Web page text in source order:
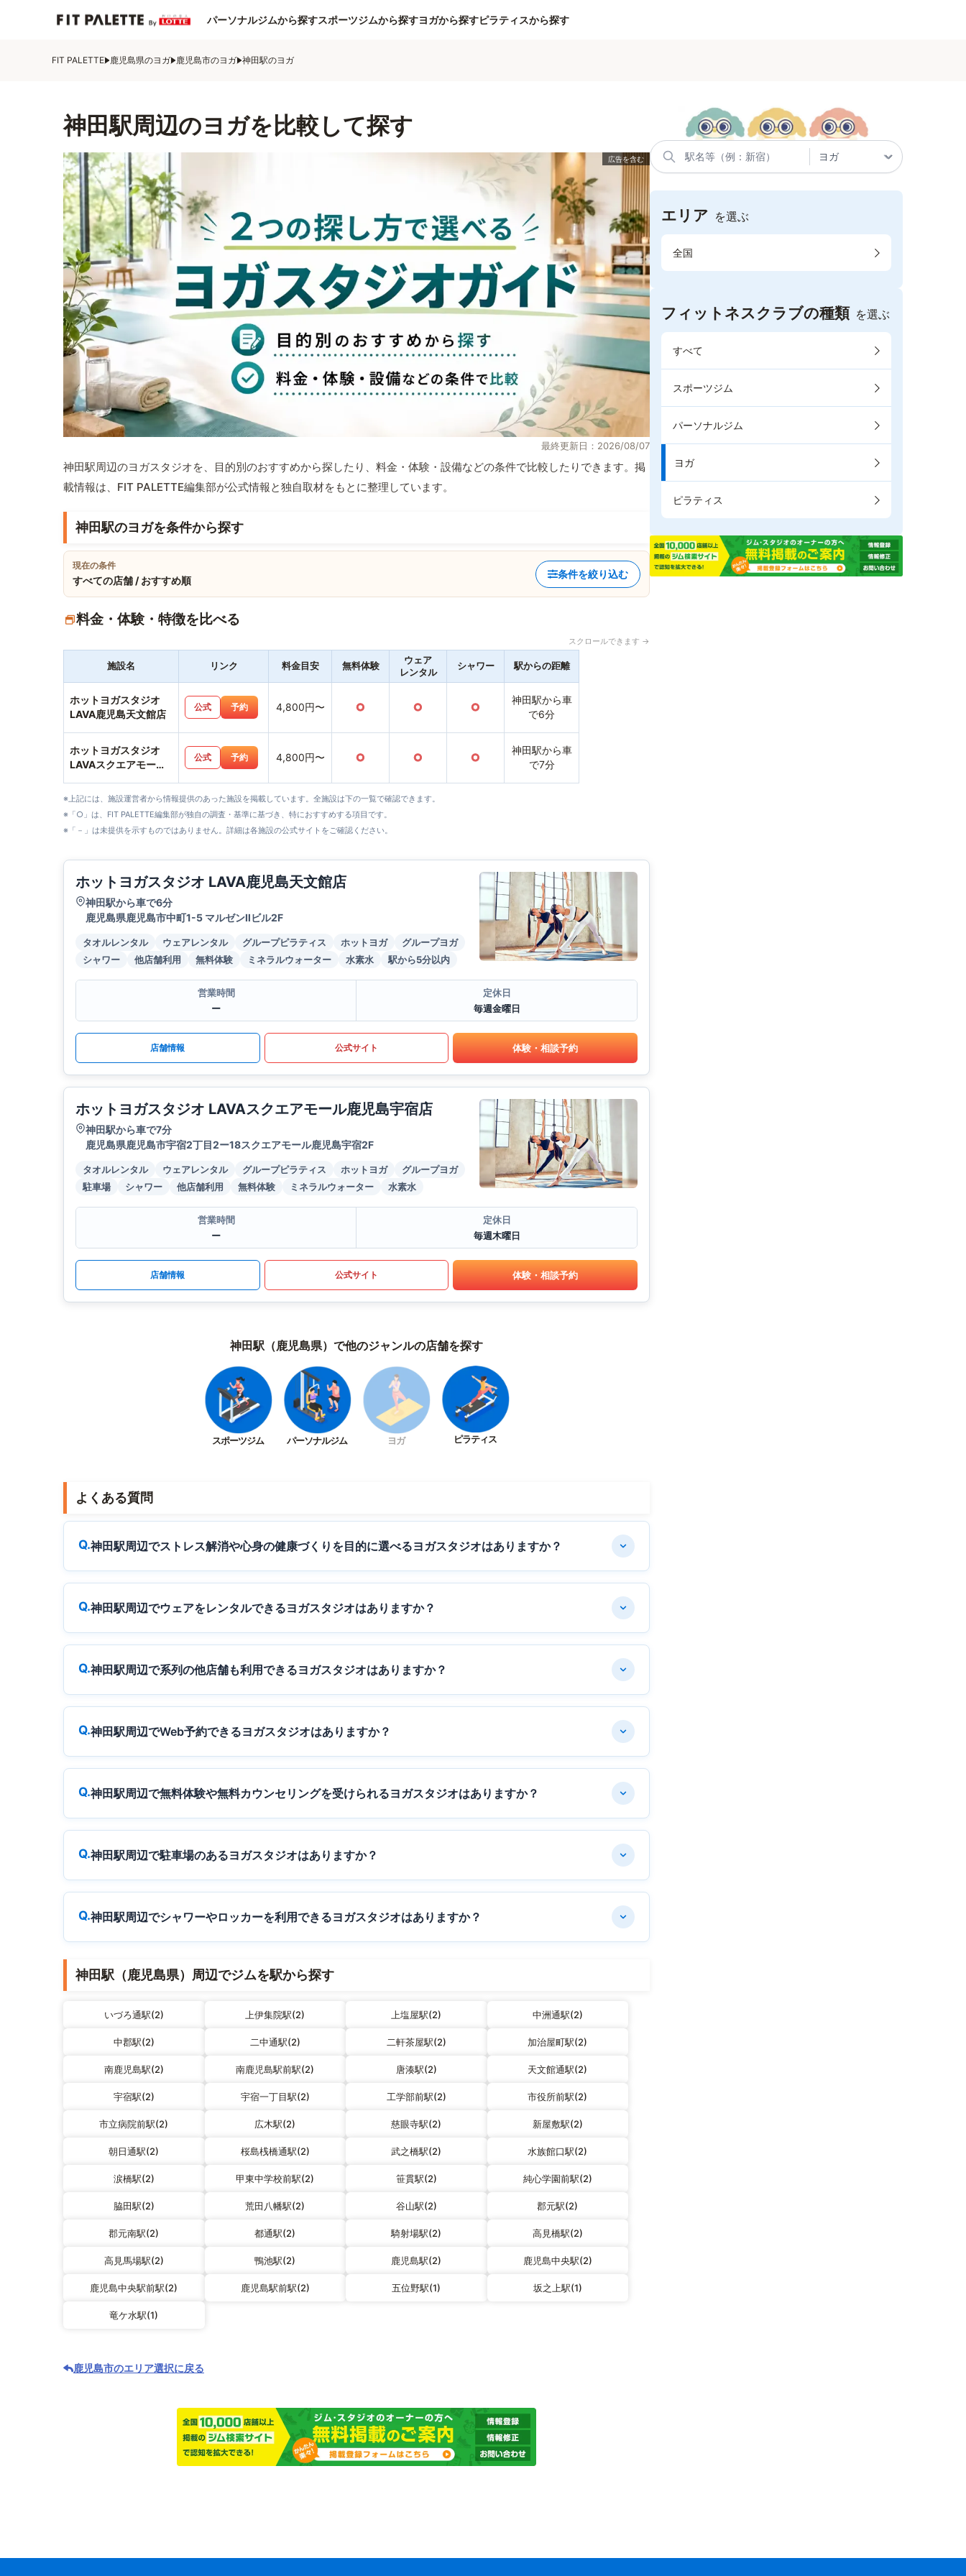
パーソナルジムから探すスポーツジムから探すヨガから探すピラティスから探す
FIT PALETTE 鹿児島県のヨガ 鹿児島市のヨガ 神田駅のヨガ
神田駅周辺のヨガを比較して探す
最終更新日：2026/08/07
神田駅周辺のヨガスタジオを、目的別のおすすめから探したり、料金・体験・設備などの条件で比較したりできます。掲
載情報は、FIT PALETTE編集部が公式情報と独自取材をもとに整理しています。
神田駅のヨガを条件から探す
現在の条件
すべての店舗 / おすすめ順
条件を絞り込む
料金・体験・特徴を比べる
スクロールできます →
施設名 リンク 料金目安 無料体験
ウェア
レンタル
シャワー 駅からの距離
ホットヨガスタジオ
LAVA鹿児島天文館店
公式 予約 4,800円〜 ○ ○ ○
神田駅から車
で6分
ホットヨガスタジオ
LAVAスクエアモール
公式 予約 4,800円〜 ○ ○ ○
神田駅から車
で7分
※上記には、施設運営者から情報提供のあった施設を掲載しています。全施設は下の一覧で確認できます。
※「○」は、FIT PALETTE編集部が独自の調査・基準に基づき、特におすすめする項目です。
※「－」は未提供を示すものではありません。詳細は各施設の公式サイトをご確認ください。
ホットヨガスタジオ LAVA鹿児島天文館店
神田駅から車で6分
鹿児島県鹿児島市中町1-5 マルゼンⅡビル2F
タオルレンタル ウェアレンタル グループピラティス ホットヨガ
グループヨガ
シャワー
他店舗利用 無料体験 ミネラルウォーター 水素水 駅から5分以内
営業時間
ー
定休日
毎週金曜日
店舗情報 公式サイト 体験・相談予約
ホットヨガスタジオ LAVAスクエアモール鹿児島宇宿店
神田駅から車で7分
鹿児島県鹿児島市宇宿2丁目2ー18スクエアモール鹿児島宇宿2F
タオルレンタル ウェアレンタル グループピラティス ホットヨガ
グループヨガ
駐車場
シャワー 他店舗利用 無料体験 ミネラルウォーター 水素水
営業時間
ー
定休日
毎週木曜日
店舗情報 公式サイト 体験・相談予約
神田駅（鹿児島県）で他のジャンルの店舗を探す
スポーツジム パーソナルジム ヨガ ピラティス
よくある質問
神田駅周辺でストレス解消や心身の健康づくりを目的に選べるヨガスタジオはありますか？
神田駅周辺でウェアをレンタルできるヨガスタジオはありますか？
神田駅周辺で系列の他店舗も利用できるヨガスタジオはありますか？
神田駅周辺でWeb予約できるヨガスタジオはありますか？
神田駅周辺で無料体験や無料カウンセリングを受けられるヨガスタジオはありますか？
神田駅周辺で駐車場のあるヨガスタジオはありますか？
神田駅周辺でシャワーやロッカーを利用できるヨガスタジオはありますか？
神田駅（鹿児島県）周辺でジムを駅から探す
いづろ通駅(2) 上伊集院駅(2) 上塩屋駅(2) 中洲通駅(2)
中郡駅(2) 二中通駅(2) 二軒茶屋駅(2) 加治屋町駅(2)
南鹿児島駅(2) 南鹿児島駅前駅(2) 唐湊駅(2) 天文館通駅(2)
宇宿駅(2) 宇宿一丁目駅(2) 工学部前駅(2) 市役所前駅(2)
市立病院前駅(2) 広木駅(2) 慈眼寺駅(2) 新屋敷駅(2)
朝日通駅(2) 桜島桟橋通駅(2) 武之橋駅(2) 水族館口駅(2)
涙橋駅(2) 甲東中学校前駅(2) 笹貫駅(2) 純心学園前駅(2)
脇田駅(2) 荒田八幡駅(2) 谷山駅(2) 郡元駅(2)
郡元南駅(2) 都通駅(2) 騎射場駅(2) 高見橋駅(2)
高見馬場駅(2) 鴨池駅(2) 鹿児島駅(2) 鹿児島中央駅(2)
鹿児島中央駅前駅(2) 鹿児島駅前駅(2) 五位野駅(1) 坂之上駅(1)
竜ケ水駅(1)
鹿児島市のエリア選択に戻る
エリア を選ぶ
全国
フィットネスクラブの種類 を選ぶ
すべて
スポーツジム
パーソナルジム
ヨガ
ピラティス